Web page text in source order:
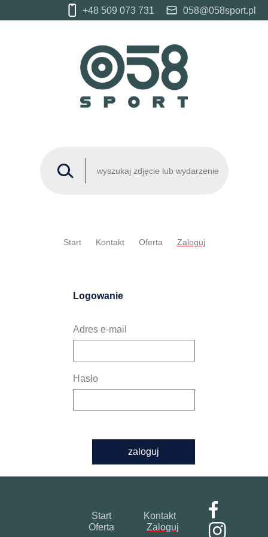
+48 509 073 731 058@058sport.pl
Start Kontakt Oferta Zaloguj
Logowanie
Adres e-mail
Hasło
zaloguj
Start
Kontakt
Oferta
Zaloguj